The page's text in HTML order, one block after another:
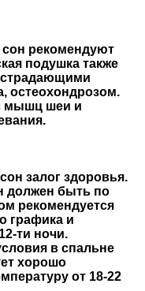
рекомендуют
подушка также
остеохондрозом.
мышц шеи и
залог здоровья.
должен быть по
рекомендуется
графика и
ти ночи.
в спальне
хорошо
от 18-22